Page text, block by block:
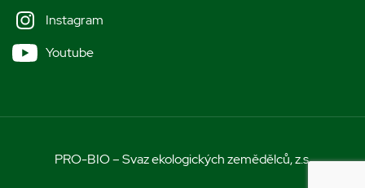
Instagram
Youtube
PRO-BIO – Svaz ekologických zemědělců, z.s.